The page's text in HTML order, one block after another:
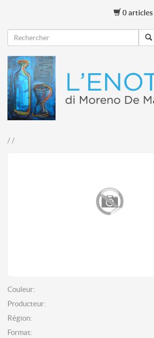
0articles
/ /
Couleur:
Producteur:
Région:
Format: